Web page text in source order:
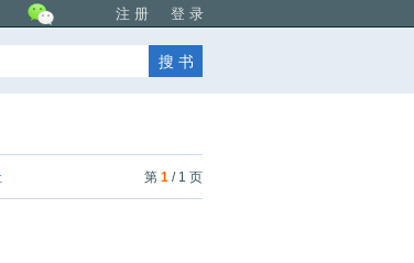
注 册 登 录
第 1 / 1 页